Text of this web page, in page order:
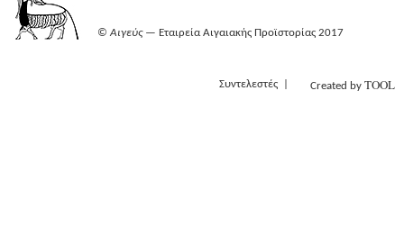
©Αιγεύς— Εταιρεία Αιγαιακής Προϊστορίας 2017
Συντελεστές Created by TOOL